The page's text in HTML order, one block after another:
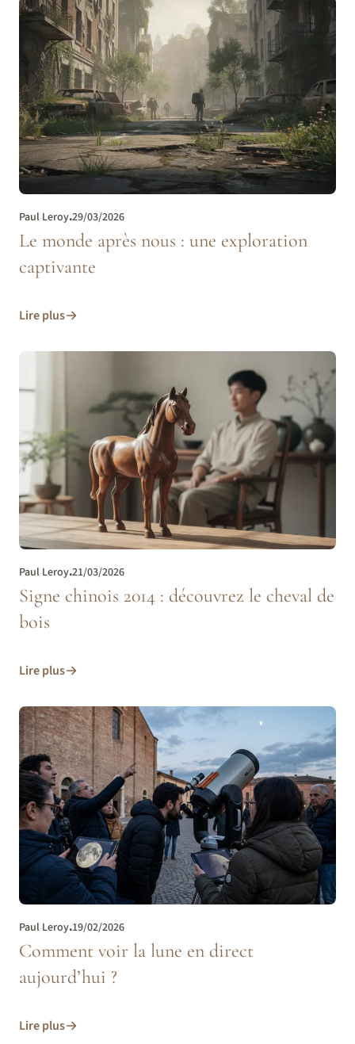
Paul Leroy.29/03/2026
Le monde après nous : une exploration
captivante
Lire plus
Paul Leroy.21/03/2026
Signe chinois 2014 : découvrez le cheval de
bois
Lire plus
Paul Leroy.19/02/2026
Comment voir la lune en direct
aujourd’hui ?
Lire plus